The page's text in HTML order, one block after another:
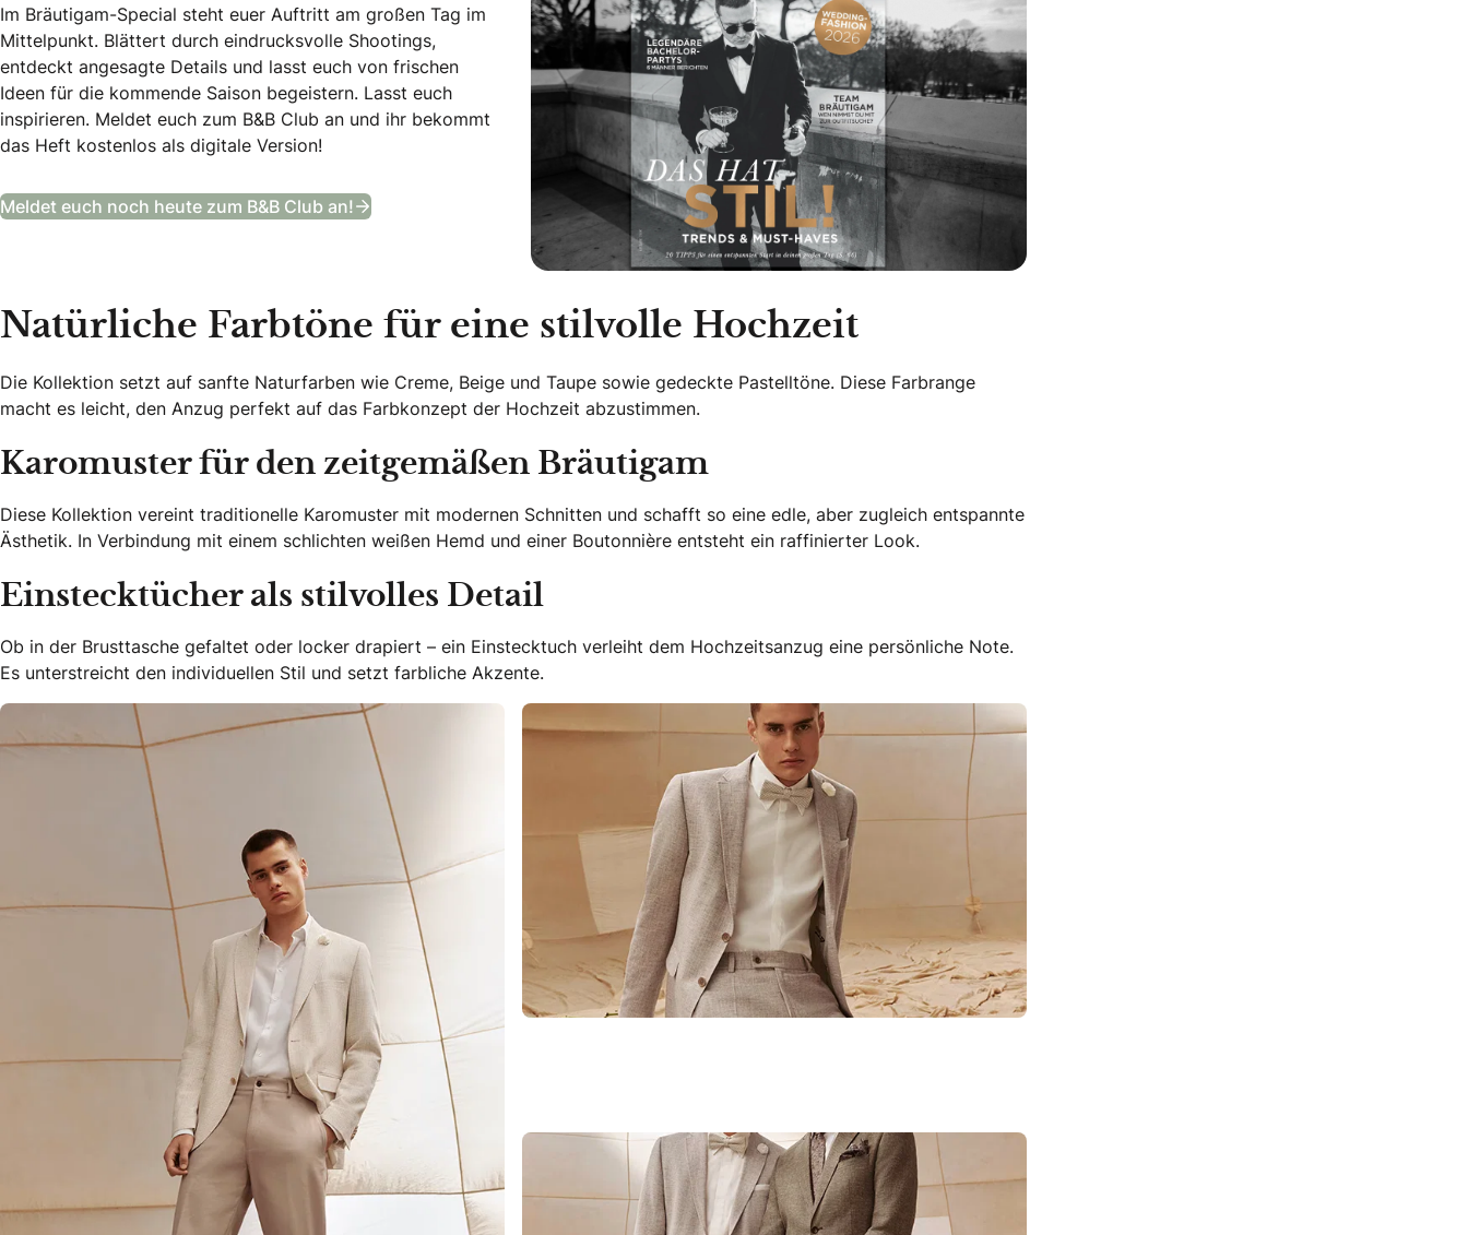
Im Bräutigam-Special steht euer Auftritt am großen Tag im
Mittelpunkt. Blättert durch eindrucksvolle Shootings,
entdeckt angesagte Details und lasst euch von frischen
Ideen für die kommende Saison begeistern. Lasst euch
inspirieren. Meldet euch zum B&B Club an und ihr bekommt
das Heft kostenlos als digitale Version!
Meldet euch noch heute zum B&B Club an!
Das Bräutigam Special
Natürliche Farbtöne für eine stilvolle Hochzeit
Die Kollektion setzt auf sanfte Naturfarben wie Creme, Beige und Taupe sowie gedeckte Pastelltöne. Diese Farbrange
macht es leicht, den Anzug perfekt auf das Farbkonzept der Hochzeit abzustimmen.
Karomuster für den zeitgemäßen Bräutigam
Diese Kollektion vereint traditionelle Karomuster mit modernen Schnitten und schafft so eine edle, aber zugleich entspannte
Ästhetik. In Verbindung mit einem schlichten weißen Hemd und einer Boutonnière entsteht ein raffinierter Look.
Einstecktücher als stilvolles Detail
Ob in der Brusttasche gefaltet oder locker drapiert – ein Einstecktuch verleiht dem Hochzeitsanzug eine persönliche Note.
Es unterstreicht den individuellen Stil und setzt farbliche Akzente.